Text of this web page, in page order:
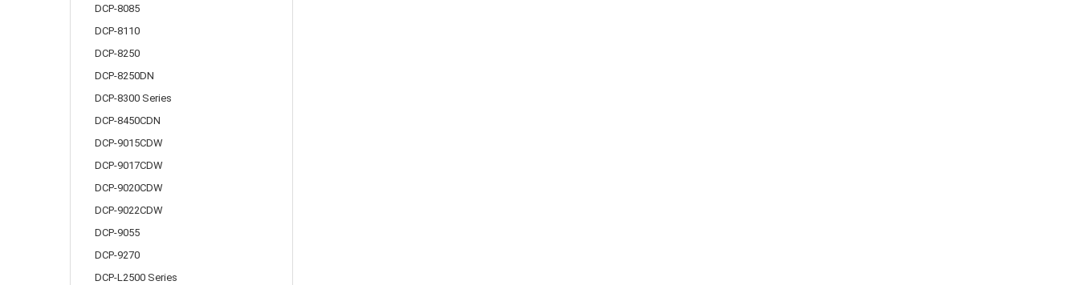
DCP-8085
DCP-8110
DCP-8250
DCP-8250DN
DCP-8300 Series
DCP-8450CDN
DCP-9015CDW
DCP-9017CDW
DCP-9020CDW
DCP-9022CDW
DCP-9055
DCP-9270
DCP-L2500 Series